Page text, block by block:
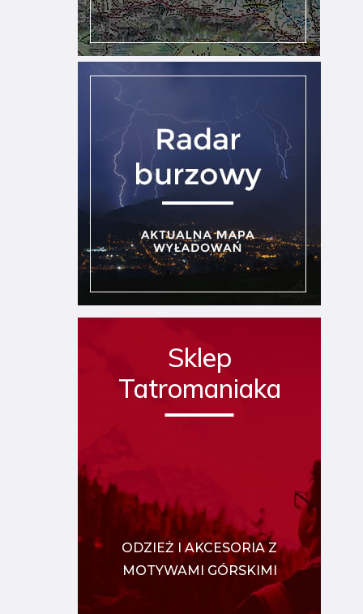
Sklep
Tatromaniaka
ODZIEŻ I AKCESORIA Z
MOTYWAMI GÓRSKIMI